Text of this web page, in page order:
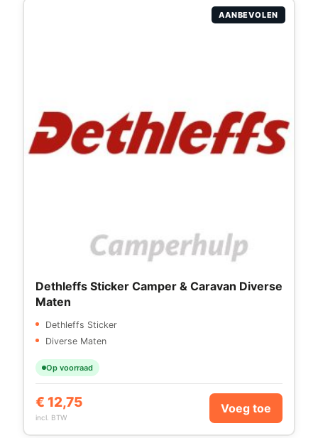
AANBEVOLEN
Dethleffs Sticker Camper & Caravan Diverse
Maten
Dethleffs Sticker
Diverse Maten
Op voorraad
€ 12,75
incl. BTW
Voeg toe